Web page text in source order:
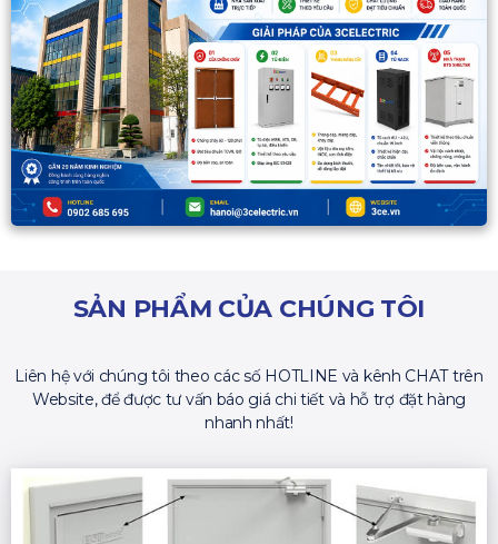
SẢN PHẨM CỦA CHÚNG TÔI
Liên hệ với chúng tôi theo các số HOTLINE và kênh CHAT trên
Website, để được tư vấn báo giá chi tiết và hỗ trợ đặt hàng
nhanh nhất!